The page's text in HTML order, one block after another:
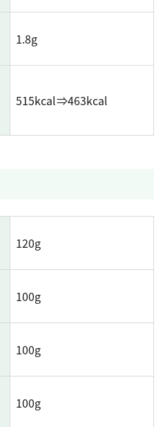
1.8g
515kcal⇒463kcal
120g
100g
100g
100g